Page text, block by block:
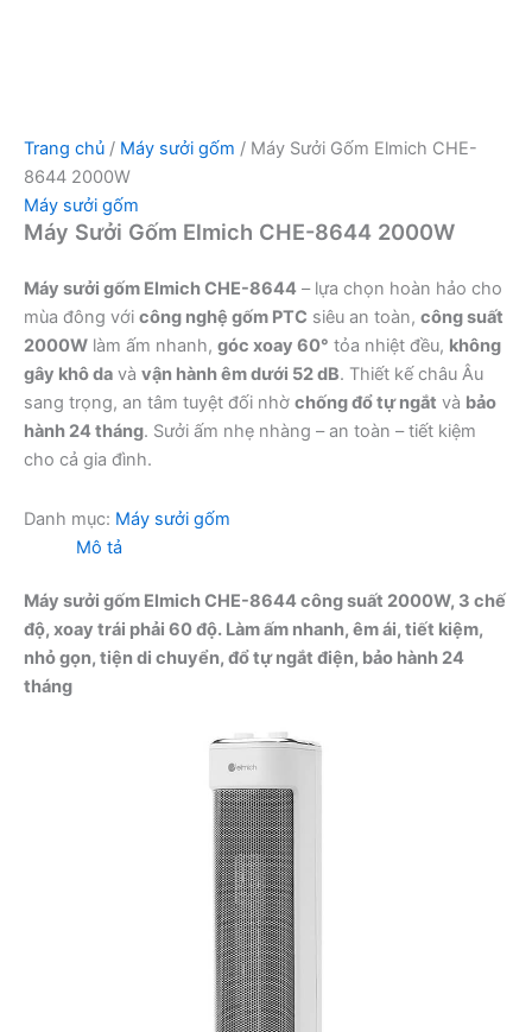
Trang chủ / Máy sưởi gốm / Máy Sưởi Gốm Elmich CHE-
8644 2000W
Máy sưởi gốm
Máy Sưởi Gốm Elmich CHE-8644 2000W
Máy sưởi gốm Elmich CHE-8644 – lựa chọn hoàn hảo cho
mùa đông với công nghệ gốm PTC siêu an toàn, công suất
2000W làm ấm nhanh, góc xoay 60° tỏa nhiệt đều, không
gây khô da và vận hành êm dưới 52 dB. Thiết kế châu Âu
sang trọng, an tâm tuyệt đối nhờ chống đổ tự ngắt và bảo
hành 24 tháng. Sưởi ấm nhẹ nhàng – an toàn – tiết kiệm
cho cả gia đình.
Danh mục: Máy sưởi gốm
Mô tả
Máy sưởi gốm Elmich CHE-8644 công suất 2000W, 3 chế
độ, xoay trái phải 60 độ. Làm ấm nhanh, êm ái, tiết kiệm,
nhỏ gọn, tiện di chuyển, đổ tự ngắt điện, bảo hành 24
tháng